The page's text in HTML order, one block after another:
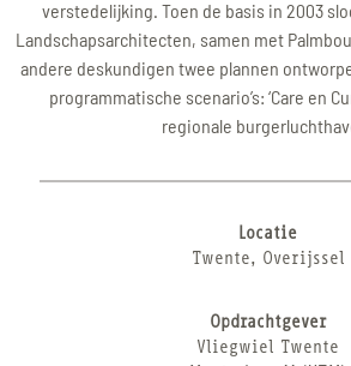
verstedelijking. Toen de basis in 2003
Landschapsarchitecten, samen met
andere deskundigen twee plannen
programmatische scenario’s: ‘Care en
regionale
Locatie
Twente, Overijssel
Opdrachtgever
Vliegwiel Twente